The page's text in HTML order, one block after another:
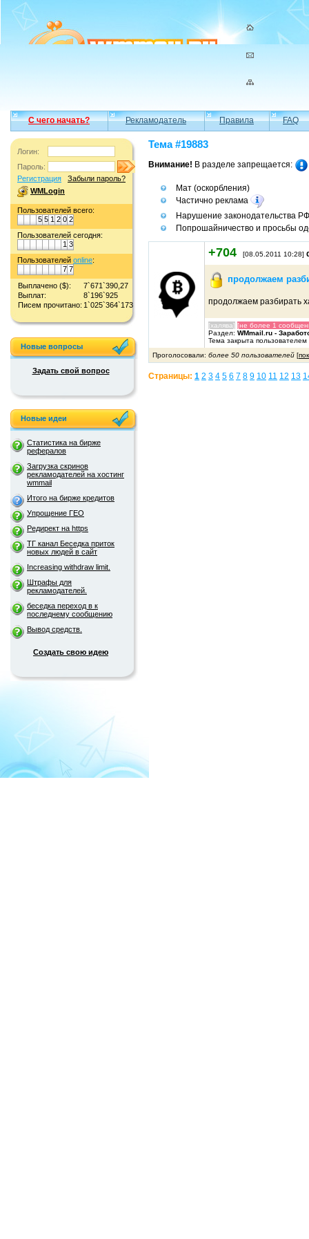
С чего начать? Рекламодатель Правила FAQ
Логин:
Пароль:
Регистрация
Забыли пароль?
WMLogin
Пользователей всего:
5 5 1 2 0 2
Пользователей сегодня:
1 3
Пользователей online:
7 7
Выплачено ($):
7`671`390,27
Выплат:
8`196`925
Писем прочитано: 1`025`364`173
Новые вопросы
Задать свой вопрос
Новые идеи
Статистика на бирже
рефералов
Загрузка скринов
рекламодателей на хостинг
wmmail
Итого на бирже кредитов
Упрощение ГЕО
Редирект на https
ТГ канал Беседка приток
новых людей в сайт
Increasing withdraw limit.
Штрафы для
рекламодателей.
беседка переход в к
последнему сообщению
Вывод средств.
Создать свою идею
Тема #19883
Внимание! В разделе запрещается:
Мат (оскорбления)
Частично реклама
Нарушение законодательства РФ
Попрошайничество и просьбы
+704 [08.05.2011 10:28]
продолжаем
продолжаем разбирать
[халява] [не более 1
Раздел: WMmail.ru -
Тема закрыта пользователем
Проголосовали: более 50 пользователей [
Страницы: 1 2 3 4 5 6 7 8 9 10 11 12 13